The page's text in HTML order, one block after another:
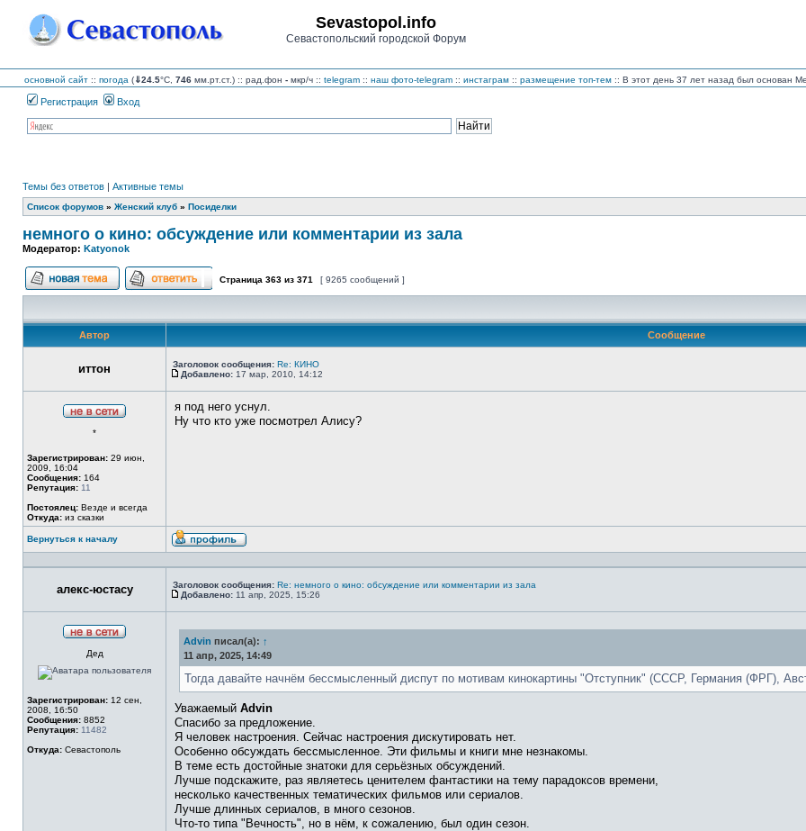
Sevastopol.info
Севастопольский городской Форум
основной сайт :: погода (⇓24.5°C, 746 мм.рт.ст.) :: рад.фон - мкр/ч :: telegram :: наш фото-telegram :: инстаграм :: размещение топ-тем :: В этот день 37 лет назад был основан
Регистрация Вход
Темы без ответов | Активные темы
Список форумов » Женский клуб » Посиделки
немного о кино: обсуждение или комментарии из зала
Модератор: Katyonok
Начать новую тему Ответить на тему
Страница 363 из 371 [ 9265 сообщений ]
Автор Сообщение
иттон Заголовок сообщения: Re: КИНО
Сообщение
Добавлено: 17 мар, 2010, 14:12
*
Зарегистрирован: 29 июн,
2009, 16:04
Сообщения: 164
Репутация: 11
Постоялец: Везде и всегда
Откуда: из сказки
я под него уснул.
Ну что кто уже посмотрел Алису?
Вернуться к началу
Профиль
алекс-юстасу Заголовок сообщения: Re: немного о кино: обсуждение или комментарии из зала
Сообщение
Добавлено: 11 апр, 2025, 15:26
Дед
Зарегистрирован: 12 сен,
2008, 16:50
Сообщения: 8852
Репутация: 11482
Откуда: Севастополь
Advin писал(а): ↑
11 апр, 2025, 14:49
Тогда давайте начнём бессмысленный диспут по мотивам кинокартины "Отступник" (СССР, Германия (ФРГ),
Уважаемый Advin
Спасибо за предложение.
Я человек настроения. Сейчас настроения дискутировать нет.
Особенно обсуждать бессмысленное. Эти фильмы и книги мне незнакомы.
В теме есть достойные знатоки для серьёзных обсуждений.
Лучше подскажите, раз являетесь ценителем фантастики на тему парадоксов времени,
несколько качественных тематических фильмов или сериалов.
Лучше длинных сериалов, в много сезонов.
Что-то типа "Вечность", но в нём, к сожалению, был один сезон.